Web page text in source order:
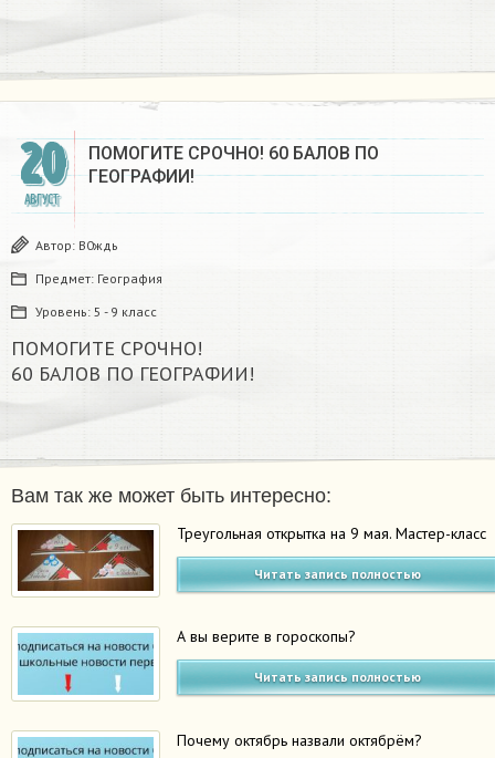
20
АВГУСТ
ПОМОГИТЕ СРОЧНО! 60 БАЛОВ ПО
ГЕОГРАФИИ! ​
Автор: В0ждь
Предмет: География
Уровень: 5 - 9 класс
ПОМОГИТЕ СРОЧНО!
60 БАЛОВ ПО ГЕОГРАФИИ!
Вам так же может быть интересно:
Треугольная открытка на 9 мая. Мастер-класс
Читать запись полностью
А вы верите в гороскопы?
Читать запись полностью
Почему октябрь назвали октябрём?